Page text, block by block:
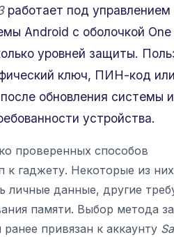
работает под управлением
Android с оболочкой
уровней защиты.
ключ, ПИН-код
обновления системы
устройства.
проверенных способов
к гаджету. Некоторые из них
личные данные, другие
памяти. Выбор метода
привязан к аккаунту